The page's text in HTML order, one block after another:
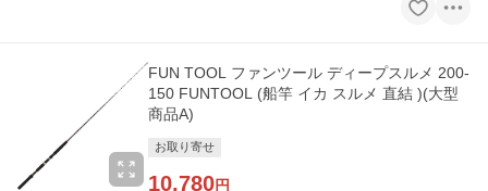
FUN TOOL ファンツール ディープスルメ 200-
150 FUNTOOL (船竿 イカ スルメ 直結 )(大型
商品A)
お取り寄せ
10,780円